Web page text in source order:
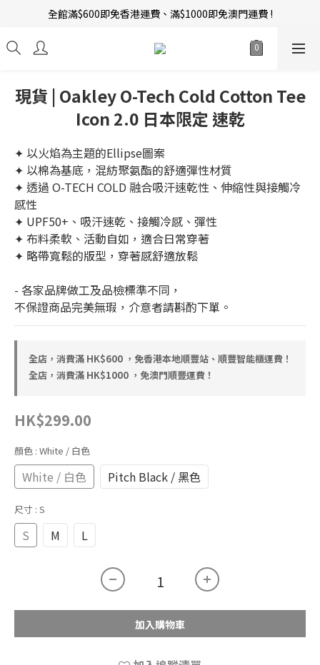
新會員招募中 | 即送 $12 購物金當錢使！
全館滿$600即免香港運費、滿$1000即免澳門運費 !
現貨 | Oakley O-Tech Cold Cotton Tee
Icon 2.0 日本限定 速乾
✦ 以火焰為主題的Ellipse圖案
✦ 以棉為基底，混紡聚氨酯的舒適彈性材質
✦ 透過 O-TECH COLD 融合吸汗速乾性、伸縮性與接觸冷
感性
✦ UPF50+、吸汗速乾、接觸冷感、彈性
✦ 布料柔軟、活動自如，適合日常穿著
✦ 略帶寬鬆的版型，穿著感舒適放鬆
- 各家品牌做工及品檢標準不同，
不保證商品完美無瑕，介意者請斟酌下單。
全店，消費滿 HK$600 ，免香港本地順豐站、順豐智能櫃運費！
全店，消費滿 HK$1000 ，免澳門順豐運費！
HK$299.00
顏色 : White / 白色
White / 白色 Pitch Black / 黑色
尺寸 : S
S M L
加入購物車